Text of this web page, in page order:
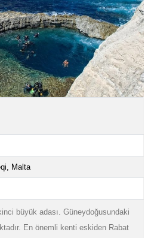
Malta
büyük adası. Güneydoğusundaki
En önemli kenti eskiden Rabat